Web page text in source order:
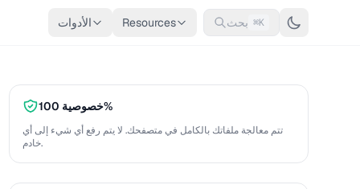
الأدوات Resources بحث ⌘K
خصوصية 100%
تتم معالجة ملفاتك بالكامل في متصفحك. لا يتم رفع أي شيء إلى أي
خادم.